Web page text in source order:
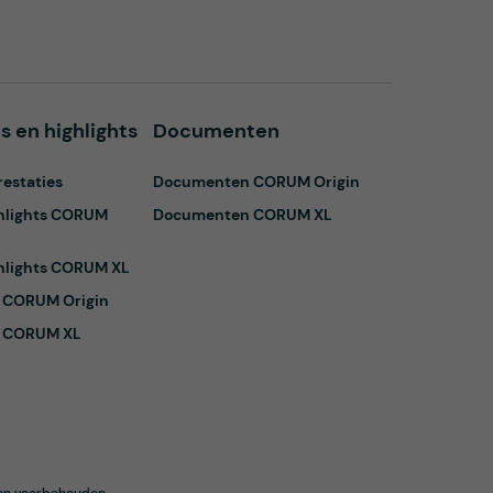
en highlights
CORUM
CORUM XL
Origin
XL
Documenten
Documenten CORUM Origin
Documenten CORUM XL